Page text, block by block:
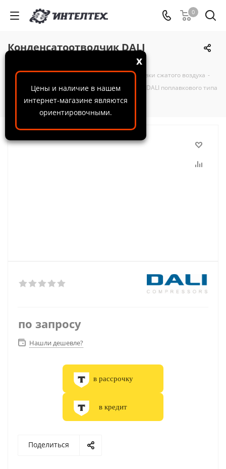
Цены и наличие в нашем
интернет-магазине являются
ориентировочными.
x
0
Конденсатоотводчик DALI
поплавкового типа РА-78
ООО "ИнтелТех" - Каталог - Системы подготовки сжатого воздуха -
Конденсатоотводчики - Конденсатоотводчик DALI поплавкового типа
по запросу
Нашли дешевле?
в рассрочку
в кредит
Поделиться